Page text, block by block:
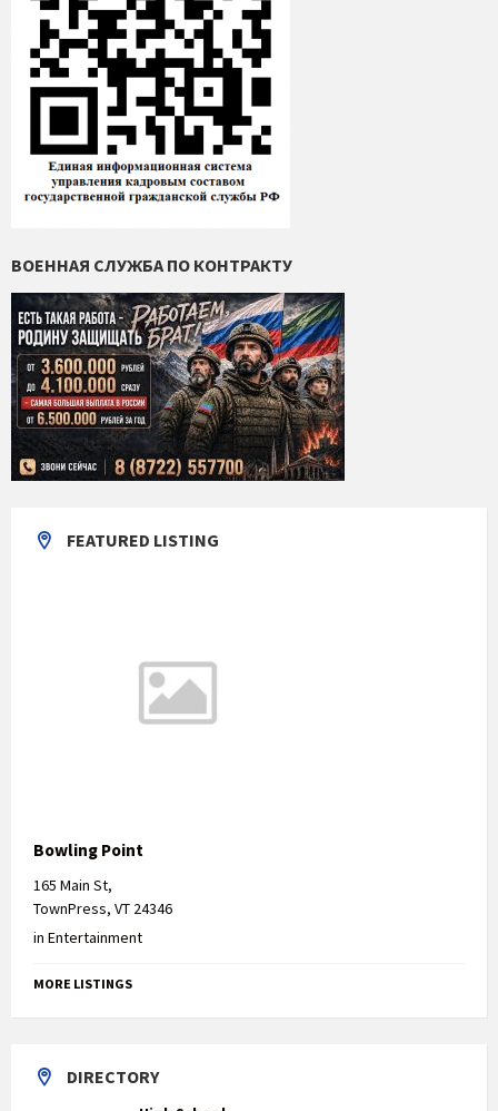
ВОЕННАЯ СЛУЖБА ПО КОНТРАКТУ
FEATURED LISTING
Bowling Point
165 Main St,
TownPress, VT 24346
in Entertainment
MORE LISTINGS
DIRECTORY